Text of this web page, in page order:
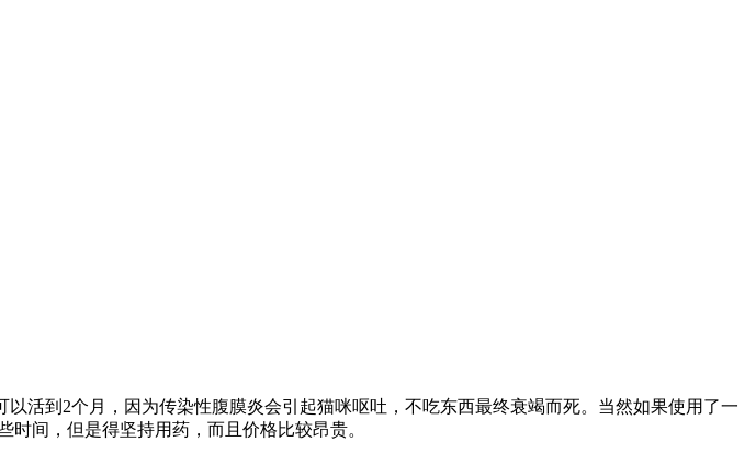
活到2个月，因为传染性腹膜炎会引起猫咪呕吐，不吃东西最终衰竭而死。当然如果使用了一
时间，但是得坚持用药，而且价格比较昂贵。